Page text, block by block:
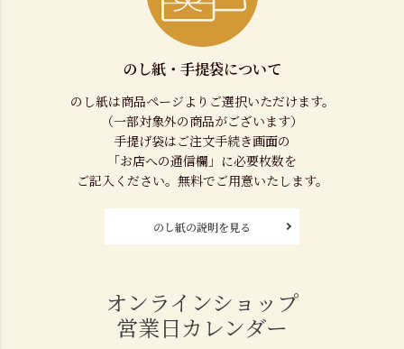
のし紙・手提袋について
のし紙は商品ページよりご選択いただけます。
（一部対象外の商品がございます）
手提げ袋はご注文手続き画面の
「お店への通信欄」に必要枚数を
ご記入ください。無料でご用意いたします。
のし紙の説明を見る
オンラインショップ
営業日カレンダー